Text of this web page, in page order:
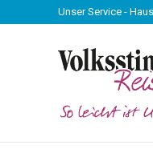
Unser Service -